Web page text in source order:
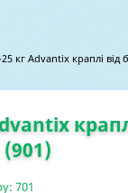
кг Advantix краплі від
701